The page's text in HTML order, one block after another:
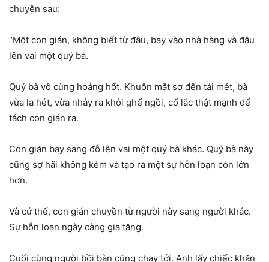
chuyện sau:
“Một con gián, không biết từ đâu, bay vào nhà hàng và đậu
lên vai một quý bà.
Quý bà vô cùng hoảng hốt. Khuôn mặt sợ đến tái mét, bà
vừa la hét, vừa nhảy ra khỏi ghế ngồi, cố lắc thật mạnh để
tách con gián ra.
Con gián bay sang đỗ lên vai một quý bà khác. Quý bà này
cũng sợ hãi không kém và tạo ra một sự hỗn loạn còn lớn
hơn.
Và cứ thế, con gián chuyền từ người này sang người khác.
Sự hỗn loạn ngày càng gia tăng.
Cuối cùng người bồi bàn cũng chạy tới. Anh lấy chiếc khăn